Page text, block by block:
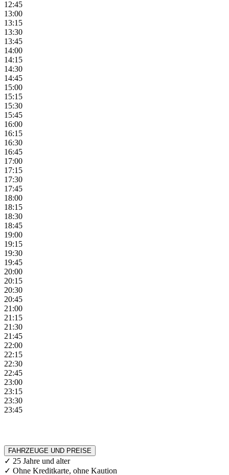
12:45
13:00
13:15
13:30
13:45
14:00
14:15
14:30
14:45
15:00
15:15
15:30
15:45
16:00
16:15
16:30
16:45
17:00
17:15
17:30
17:45
18:00
18:15
18:30
18:45
19:00
19:15
19:30
19:45
20:00
20:15
20:30
20:45
21:00
21:15
21:30
21:45
22:00
22:15
22:30
22:45
23:00
23:15
23:30
23:45
FAHRZEUGE UND PREISE
✓ 25 Jahre und alter
✓ Ohne Kreditkarte, ohne Kaution